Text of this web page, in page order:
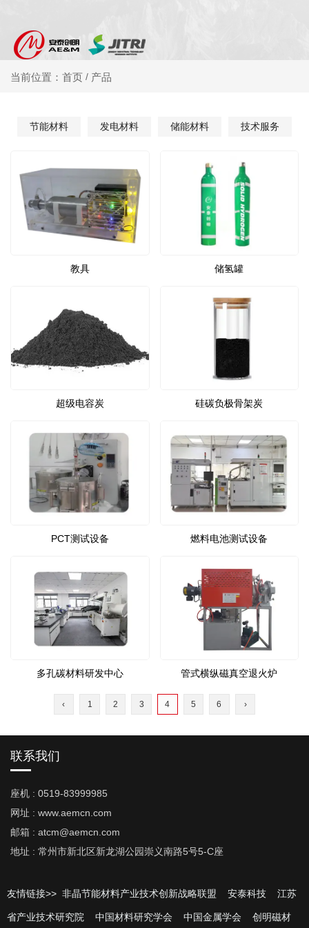
当前位置：首页 / 产品
节能材料 发电材料 储能材料 技术服务
教具 储氢罐
超级电容炭 硅碳负极骨架炭
PCT测试设备 燃料电池测试设备
多孔碳材料研发中心 管式横纵磁真空退火炉
‹ 1 2 3 4 5 6 ›
联系我们
座机 : 0519-83999985
网址 : www.aemcn.com
邮箱 : atcm@aemcn.com
地址 : 常州市新北区新龙湖公园崇义南路5号5-C座
友情链接>> 非晶节能材料产业技术创新战略联盟 安泰科技 江苏
省产业技术研究院 中国材料研究学会 中国金属学会 创明磁材